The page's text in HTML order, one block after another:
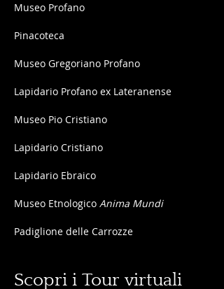
Museo Profano
Pinacoteca
Museo Gregoriano Profano
Lapidario Profano ex Lateranense
Museo Pio Cristiano
Lapidario Cristiano
Lapidario Ebraico
Museo Etnologico Anima Mundi
Padiglione delle Carrozze
Scopri i Tour virtuali